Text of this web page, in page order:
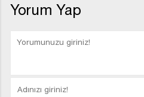
Yorum Yap